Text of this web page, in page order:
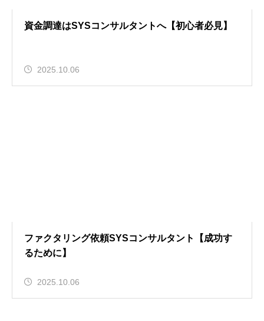
資金調達はSYSコンサルタントへ【初心者必見】
2025.10.06
ファクタリング依頼SYSコンサルタント【成功す
るために】
2025.10.06